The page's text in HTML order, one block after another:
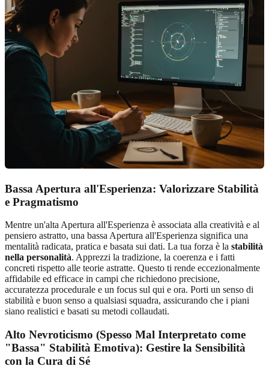
Bassa Apertura all'Esperienza: Valorizzare Stabilità
e Pragmatismo
Mentre un'alta Apertura all'Esperienza è associata alla creatività e al
pensiero astratto, una bassa Apertura all'Esperienza significa una
mentalità radicata, pratica e basata sui dati. La tua forza è la stabilità
nella personalità. Apprezzi la tradizione, la coerenza e i fatti
concreti rispetto alle teorie astratte. Questo ti rende eccezionalmente
affidabile ed efficace in campi che richiedono precisione,
accuratezza procedurale e un focus sul qui e ora. Porti un senso di
stabilità e buon senso a qualsiasi squadra, assicurando che i piani
siano realistici e basati su metodi collaudati.
Alto Nevroticismo (Spesso Mal Interpretato come
"Bassa" Stabilità Emotiva): Gestire la Sensibilità
con la Cura di Sé